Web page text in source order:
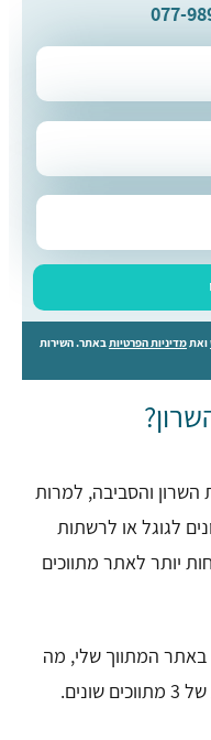
077-
ואתמדיניות הפרטיותבאתר. השירות
השרון והסביבה, למרות
לגוגל או לרשתות
יותר לאתר מתווכים
באתר המתווך שלי, מה